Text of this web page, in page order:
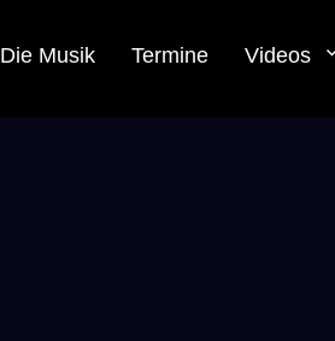
Die Musik Termine Videos